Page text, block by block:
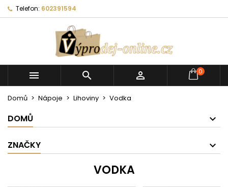
Telefon: 602391594
   0
Domů Nápoje Lihoviny Vodka
DOMŮ
ZNAČKY
VODKA